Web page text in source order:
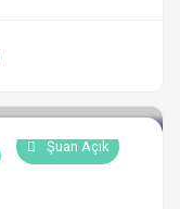
Şuan Açık